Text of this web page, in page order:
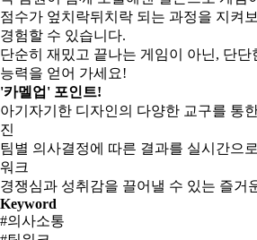
점수가 엎치락뒤치락 되는 과정을 지켜
경험할 수 있습니다.
단순히 재밌고 끝나는 게임이 아닌, 단
능력을 얻어 가세요!
'카멜업' 포인트!
아기자기한 디자인의 다양한 교구를 통
진
팀별 의사결정에 따른 결과를 실시간으
워크
경쟁심과 성취감을 끌어낼 수 있는 즐거
Keyword
#의사소통